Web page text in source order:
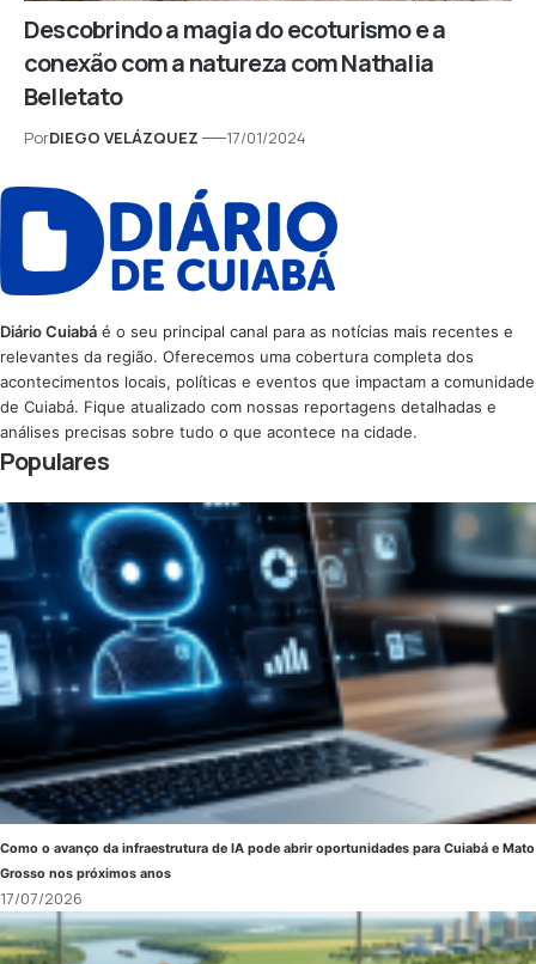
Descobrindo a magia do ecoturismo e a
conexão com a natureza com Nathalia
Belletato
PorDIEGO VELÁZQUEZ 17/01/2024
Diário Cuiabá é o seu principal canal para as notícias mais recentes e
relevantes da região. Oferecemos uma cobertura completa dos
acontecimentos locais, políticas e eventos que impactam a comunidade
de Cuiabá. Fique atualizado com nossas reportagens detalhadas e
análises precisas sobre tudo o que acontece na cidade.
Populares
Como o avanço da infraestrutura de IA pode abrir oportunidades para Cuiabá e Mato
Grosso nos próximos anos
17/07/2026